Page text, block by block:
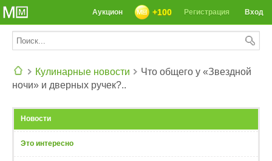
Вход
Регистрация
+100
Аукцион
Кулинарные новости
Что общего у «Звездной
ночи» и дверных ручек?..
Новости
Это интересно